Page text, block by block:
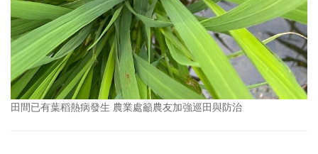
田間已有葉稻熱病發生 農業處籲農友加強巡田與防治